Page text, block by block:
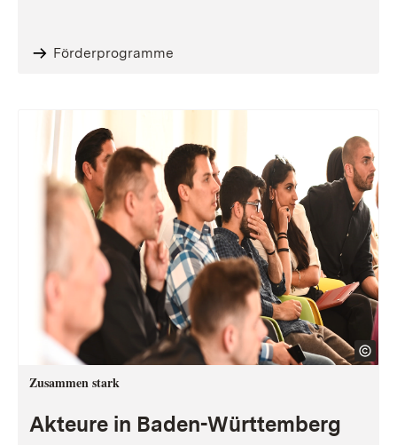
Förderprogramme
Zusammen stark
Akteure in Baden-Württemberg